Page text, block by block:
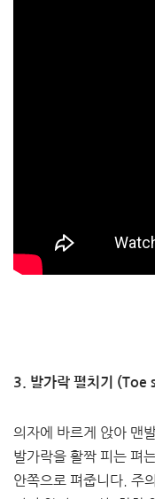
3. 발가락 펼치기 (Toe
의자에 바르게 앉아 맨
발가락을 활짝 피는 펴
안쪽으로 펴줍니다. 주